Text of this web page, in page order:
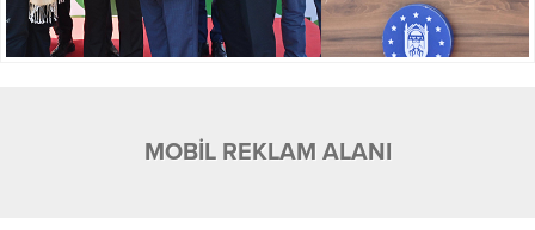
MOBİL REKLAM ALANI